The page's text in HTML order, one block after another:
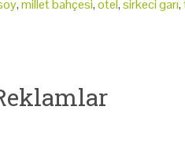
,millet bahçesi,otel,sirkeci garı,